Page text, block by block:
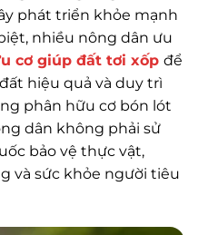
phát triển khỏe mạnh
nhiều nông dân ưu
cơ giúp đất tơi xốp để
hiệu quả và duy trì
phân hữu cơ bón lót
dân không phải sử
bảo vệ thực vật,
và sức khỏe người tiêu